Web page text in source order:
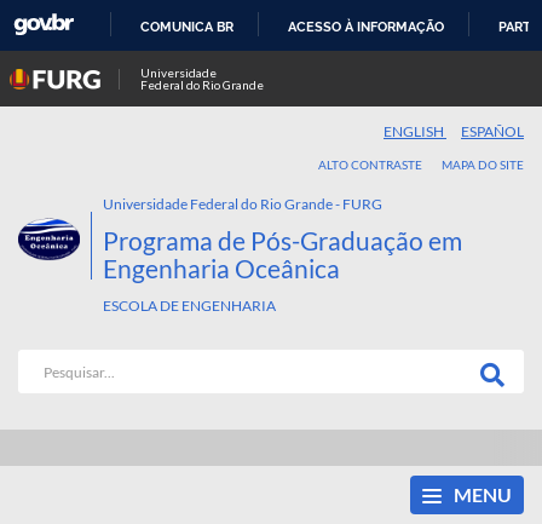
COMUNICA BR ACESSO À INFORMAÇÃO
Universidade
Federal do Rio Grande
ENGLISH ESPAÑOL
ALTO CONTRASTE MAPA DO SITE
Universidade Federal do Rio Grande - FURG
Programa de Pós-Graduação em
Engenharia Oceânica
ESCOLA DE ENGENHARIA
MENU